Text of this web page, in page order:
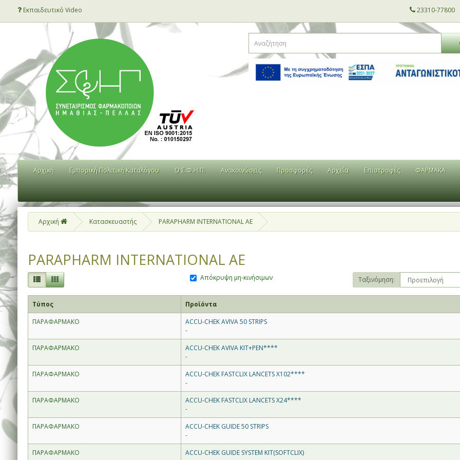
Εκπαιδευτικό Video 23310-77800
Αρχική Εμπορική Πολιτική Καταλόγου Ο Σ.Φ.Η.Π. Ανακοινώσεις Προσφορές Αρχεία Επιστροφές ΦΑΡΜΑΚΑ
Αρχική Κατασκευαστής PARAPHARM INTERNATIONAL AE
PARAPHARM INTERNATIONAL AE
Απόκρυψη μη-κινήσιμων Ταξινόμηση:
Τύπος
Προϊόντα
ΠΑΡΑΦΑΡΜΑΚΟ
ACCU-CHEK AVIVA 50 STRIPS
-
ΠΑΡΑΦΑΡΜΑΚΟ
ACCU-CHEK AVIVA KIT+PEN****
-
ΠΑΡΑΦΑΡΜΑΚΟ
ACCU-CHEK FASTCLIX LANCETS X102****
-
ΠΑΡΑΦΑΡΜΑΚΟ
ACCU-CHEK FASTCLIX LANCETS X24****
-
ΠΑΡΑΦΑΡΜΑΚΟ
ACCU-CHEK GUIDE 50 STRIPS
-
ΠΑΡΑΦΑΡΜΑΚΟ
ACCU-CHEK GUIDE SYSTEM KIT(SOFTCLIX)